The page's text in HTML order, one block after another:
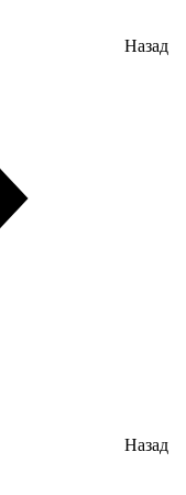
Назад
Назад